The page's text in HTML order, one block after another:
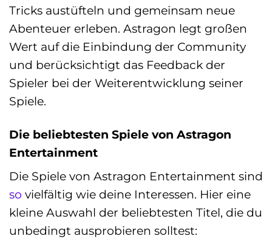
Tricks austüfteln und gemeinsam neue
Abenteuer erleben. Astragon legt großen
Wert auf die Einbindung der Community
und berücksichtigt das Feedback der
Spieler bei der Weiterentwicklung seiner
Spiele.
Die beliebtesten Spiele von Astragon
Entertainment
Die Spiele von Astragon Entertainment sind
so vielfältig wie deine Interessen. Hier eine
kleine Auswahl der beliebtesten Titel, die du
unbedingt ausprobieren solltest: